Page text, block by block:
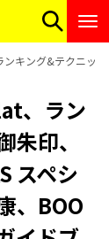
キング&テクニッ
、ラン
印、
スペシ
、BOO